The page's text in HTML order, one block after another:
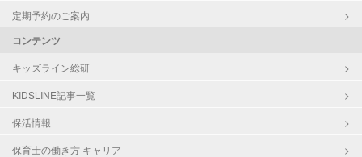
定期予約のご案内
コンテンツ
キッズライン総研
KIDSLINE記事一覧
保活情報
保育士の働き方 キャリア